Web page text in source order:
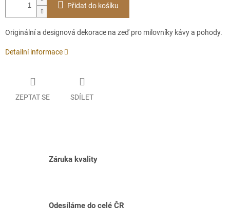
Přidat do košíku
Originální a designová dekorace na zeď pro milovníky kávy a pohody.
Detailní informace
ZEPTAT SE SDÍLET
Záruka kvality
Odesíláme do celé ČR